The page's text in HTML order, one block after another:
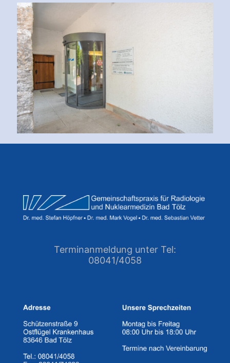
Terminanmeldung unter Tel:
08041/4058